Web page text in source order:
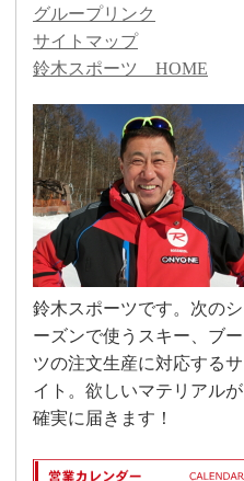
グループリンク
サイトマップ
鈴木スポーツ HOME
鈴木スポーツです。次のシ
ーズンで使うスキー、ブー
ツの注文生産に対応するサ
イト。欲しいマテリアルが
確実に届きます！